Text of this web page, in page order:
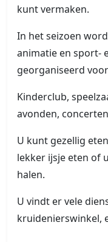
kunt vermaken.
In het seizoen
animatie en sport-
georganiseerd
Kinderclub,
avonden,
U kunt gezellig
lekker ijsje eten of
halen.
U vindt er vele
kruidenierswinkel,